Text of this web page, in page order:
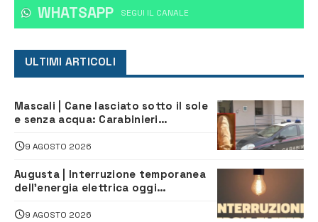
WHATSAPP ‎SEGUI IL CANALE
ULTIMI ARTICOLI
Mascali | Cane lasciato sotto il sole
e senza acqua: Carabinieri
9 AGOSTO 2026
Augusta | Interruzione temporanea
dell’energia elettrica oggi
lavori
9 AGOSTO 2026